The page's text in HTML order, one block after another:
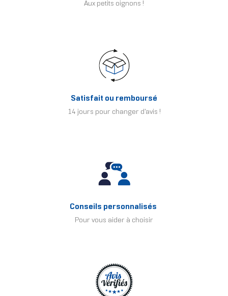
Aux petits oignons !
Satisfait ou remboursé
14 jours pour changer d'avis !
Conseils personnalisés
Pour vous aider à choisir